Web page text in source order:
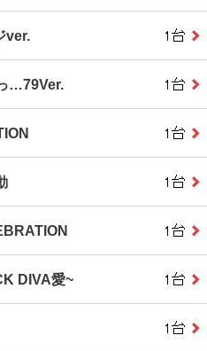
ver.
…79Ver.
DIVA愛~